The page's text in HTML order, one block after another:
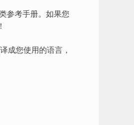
参考手册。如果您
成您使用的语言，